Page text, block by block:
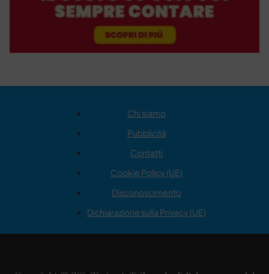
Chi siamo
Pubblicità
Contatti
Cookie Policy (UE)
Disconoscimento
Dichiarazione sulla Privacy (UE)